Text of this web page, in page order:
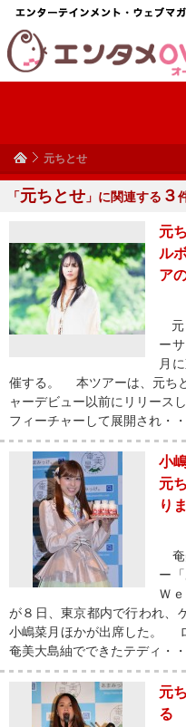
元ちとせ
「元ちとせ 」に関連する ３
元
ル
ア
元
ー
月
催する。 本ツアーは、元ち
ャーデビュー以前にリリース
フィーチャーして展開され・・
小
元
り
奄
ー
Ｗ
が８日、東京都内で行われ、
小嶋菜月ほかが出席した。
奄美大島紬でできたテディ・・
元
る